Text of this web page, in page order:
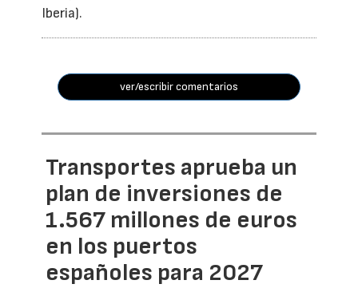
Iberia).
ver/escribir comentarios
Transportes aprueba un
plan de inversiones de
1.567 millones de euros
en los puertos
españoles para 2027